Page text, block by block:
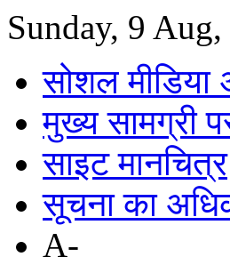
Sunday, 9
सोशल
मुख्य सामग्री
साइट मानचित्र
सूचना का
A-